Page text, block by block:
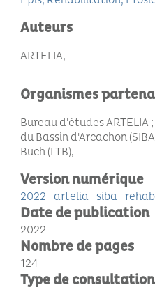
Auteurs
ARTELIA
Organismes
Bureau d'études
du Bassin d'Arcachon
Buch (LTB)
Version numérique
Date de publication
2022
Nombre de pages
124
Type de consultation